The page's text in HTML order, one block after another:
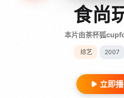
食尚
本片由茶杯狐
综艺 2007
立即